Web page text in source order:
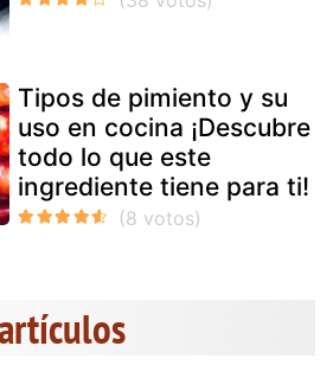
Tipos de pimiento y su
uso en cocina ¡Descubre
todo lo que este
ingrediente tiene para ti!